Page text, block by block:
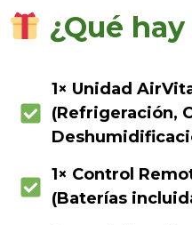
¿Qué
1× Unidad
(Refrigeración,
1× Control
(Baterías